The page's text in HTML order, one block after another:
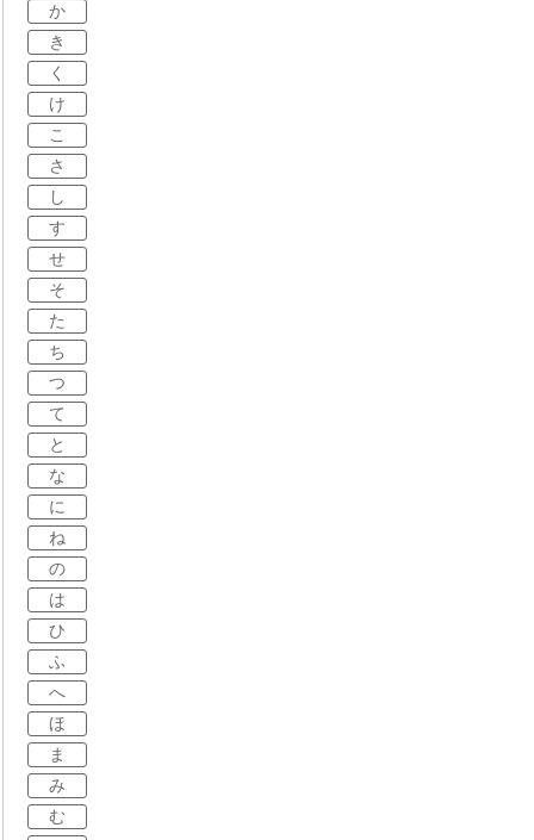
か
き
く
け
こ
さ
し
す
せ
そ
た
ち
つ
て
と
な
に
ね
の
は
ひ
ふ
へ
ほ
ま
み
む